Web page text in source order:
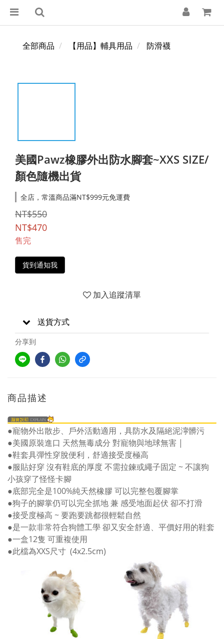
全部商品 【用品】輔具用品 防滑襪
美國Pawz橡膠外出防水腳套~XXS SIZE/
顏色隨機出貨
全店，常溫商品滿NT$999元免運費
NT$550
NT$470
售完
貨到通知我
加入追蹤清單
送貨方式
分享到
商品描述
●寵物外出散步、戶外活動適用，具防水及隔絕泥濘髒污
●美國原裝進口 天然無毒成分 對寵物與地球無害 |
●鞋套具彈性穿脫便利，舒適接受度極高
●服貼好穿 沒有鞋底的厚度 不需拉鍊或繩子固定 ~ 不讓狗
小孩穿了怪怪卡腳
●底部完全是100%純天然橡膠 可以完整包覆腳掌
●狗子的腳掌仍可以完全抓地 兼 感受地面起伏 卻不打滑
●接受度極高 ~ 要跑要跳都很輕鬆自然
●是一款非常符合狗體工學 卻又安全舒適、平價好用的鞋套
●一盒12隻 可重複使用
●此檔為XXS尺寸 (4x2.5cm)